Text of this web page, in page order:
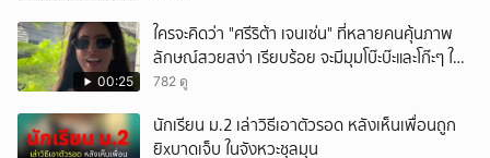
00:25
ใครจะคิดว่า "ศรีริต้า เจนเซ่น" ที่หลายคนคุ้นภาพ
ลักษณ์สวยสง่า เรียบร้อย จะมีมุมโบ๊ะบ๊ะและโก๊ะๆ ให้
ได้อมยิ้มเหมือนกัน งานนี้ทำเอาแฟนๆ ทั้งเอ็นดูทั้ง
782 ดู
นักเรียน ม.2 เล่าวิธีเอาตัวรอด หลังเห็นเพื่อนถูก
ยิxบาดเจ็บ ในจังหวะชุลมุน